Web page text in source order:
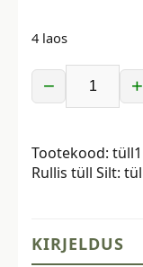
4 laos
−
rullis,
cm
x
roheline
kogus
+
Tootekood:
Rullis tüll Silt:
KIRJELDUS